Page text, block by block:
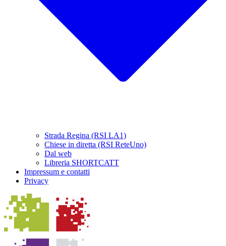
Strada Regina (RSI LA1)
Chiese in diretta (RSI ReteUno)
Dal web
Libreria SHORTCATT
Impressum e contatti
Privacy